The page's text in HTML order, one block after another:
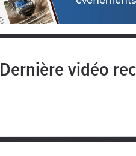
Dernière vidéo